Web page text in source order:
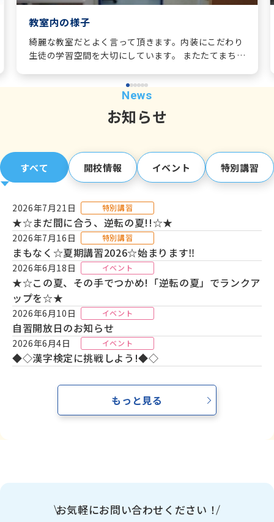
翔陽高校、富士森高校など地元の都立高校への合格をお手
伝いさせて頂きました。
その他、私立高校、国立高専、公立中高一貫校、そして大
学受験においても
多数の合格者を輩出した実績がございます。
日々汗を流している教室です。
体験授業、ご相談は随時受け付けております。
お電話でのお問い合わせ受付時間は下記の通りです。
平日14:00 - 21:50
皆様からのお問い合わせを心より歓迎いたします！
教室内の様子
綺麗な教室だとよく言って頂きます。内装にこだわり
生徒の学習空間を大切にしています。 またたてまち校
ます。字やグラフが見やすいとご好評を頂いていま
授業を行いやすい環境を作ることを日々心がけており
お知らせ
すべて 開校情報 イベント 特別講習
2026年7月21日 特別講習
★☆まだ間に合う、逆転の夏!!☆★
2026年7月16日 特別講習
まもなく☆夏期講習2026☆始まります‼
2026年6月18日 イベント
★☆この夏、その手でつかめ!「逆転の夏」でランクア
ップを☆★
2026年6月10日 イベント
自習開放日のお知らせ
2026年6月4日 イベント
◆◇漢字検定に挑戦しよう!◆◇
もっと見る
お気軽にお問い合わせください！